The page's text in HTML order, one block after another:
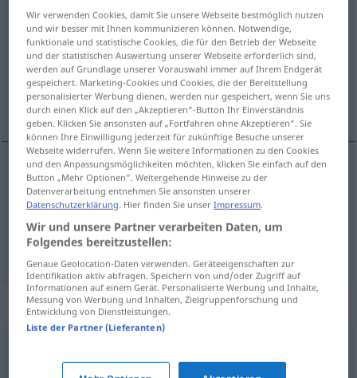
festm
Übersicht aller Übersetzungen
(Für mehr Details die Übersetzung anklicken/antippen)
Fest, Feier
Festn fest
Feierf fest
Synonyme für "fest"
dans,festival,gilde,kalas,lag,møte,
Wir verwenden Cookies, damit Sie unsere Webseite bestmöglich nutzen
und wir besser mit Ihnen kommunizieren können. Notwendige,
funktionale und statistische Cookies, die für den Betrieb der Webseite
und der statistischen Auswertung unserer Webseite erforderlich sind,
werden auf Grundlage unserer Vorauswahl immer auf Ihrem Endgerät
gespeichert. Marketing-Cookies und Cookies, die der Bereitstellung
personalisierter Werbung dienen, werden nur gespeichert, wenn Sie uns
durch einen Klick auf den „Akzeptieren“-Button Ihr Einverständnis
geben. Klicken Sie ansonsten auf „Fortfahren ohne Akzeptieren“. Sie
können Ihre Einwilligung jederzeit für zukünftige Besuche unserer
Webseite widerrufen. Wenn Sie weitere Informationen zu den Cookies
und den Anpassungsmöglichkeiten möchten, klicken Sie einfach auf den
Button „Mehr Optionen“. Weitergehende Hinweise zu der
Datenverarbeitung entnehmen Sie ansonsten unserer
Datenschutzerklärung. Hier finden Sie unserImpressum.
Wir und unsere Partner verarbeiten Daten, um
Folgendes bereitzustellen:
Genaue Geolocation-Daten verwenden. Geräteeigenschaften zur
Identifikation aktiv abfragen. Speichern von und/oder Zugriff auf
Informationen auf einem Gerät. Personalisierte Werbung und Inhalte,
Messung von Werbung und Inhalten, Zielgruppenforschung und
Entwicklung von Dienstleistungen.
Liste der Partner (Lieferanten)